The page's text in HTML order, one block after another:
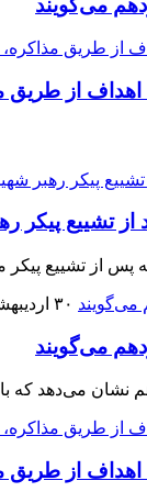
می‌گویند
اهداف از
تشییع پیکر
از تشییع پیکر
۳۰ اردیبهشت ۱۴۰۵
می‌گویند
اهداف از